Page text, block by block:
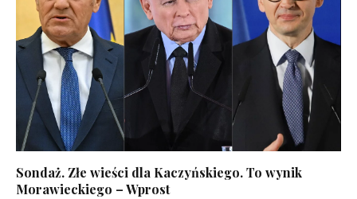
Sondaż. Złe wieści dla Kaczyńskiego. To wynik
Morawieckiego – Wprost